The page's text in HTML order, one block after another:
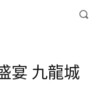
宴 九龍城